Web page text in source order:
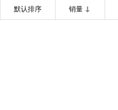
默认排序 销量